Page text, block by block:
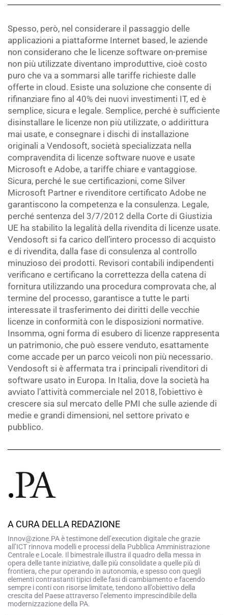
Spesso, però, nel considerare il passaggio delle
applicazioni a piattaforme Internet based, le aziende
non considerano che le licenze software on-premise
non più utilizzate diventano improduttive, cioè costo
puro che va a sommarsi alle tariffe richieste dalle
offerte in cloud. Esiste una soluzione che consente di
rifinanziare fino al 40% dei nuovi investimenti IT, ed è
semplice, sicura e legale. Semplice, perché è sufficiente
disinstallare le licenze non più utilizzate, o addirittura
mai usate, e consegnare i dischi di installazione
originali a Vendosoft, società specializzata nella
compravendita di licenze software nuove e usate
Microsoft e Adobe, a tariffe chiare e vantaggiose.
Sicura, perché le sue certificazioni, come Silver
Microsoft Partner e rivenditore certificato Adobe ne
garantiscono la competenza e la consulenza. Legale,
perché sentenza del 3/7/2012 della Corte di Giustizia
UE ha stabilito la legalità della rivendita di licenze usate.
Vendosoft si fa carico dell’intero processo di acquisto
e di rivendita, dalla fase di consulenza al controllo
minuzioso dei prodotti. Revisori contabili indipendenti
verificano e certificano la correttezza della catena di
fornitura utilizzando una procedura comprovata che, al
termine del processo, garantisce a tutte le parti
interessate il trasferimento dei diritti delle vecchie
licenze in conformità con le disposizioni normative.
Insomma, ogni forma di esubero di licenze rappresenta
un patrimonio, che può essere venduto, esattamente
come accade per un parco veicoli non più necessario.
Vendosoft si è affermata tra i principali rivenditori di
software usato in Europa. In Italia, dove la società ha
avviato l’attività commerciale nel 2018, l’obiettivo è
crescere sia sul mercato delle PMI che sulle aziende di
medie e grandi dimensioni, nel settore privato e
pubblico.
A CURA DELLA REDAZIONE
Innov@zione.PA è testimone dell’execution digitale che grazie
all’ICT rinnova modelli e processi della Pubblica Amministrazione
Centrale e Locale. Il bimestrale illustra il quadro della messa in
opera delle tante iniziative, dalle più consolidate a quelle più di
frontiera, che pur operando in autonomia, e spesso con quegli
elementi contrastanti tipici delle fasi di cambiamento e facendo
sempre i conti con risorse limitate, tendono all’obiettivo della
crescita del Paese attraverso l’elemento imprescindibile della
modernizzazione della PA.